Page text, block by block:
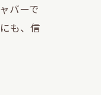
バーで
も、信